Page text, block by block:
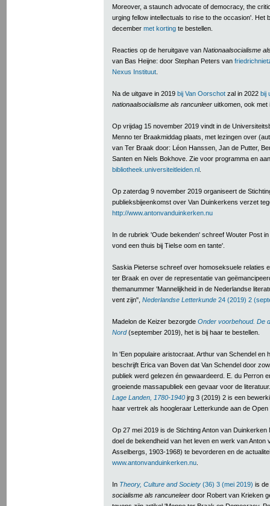
Moreover, a staunch advocate of democracy, the
urging fellow intellectuals to rise to the occasion'. Het
december met korting te bestellen.
Reacties op de heruitgave van Nationaalsocialisme
van Bas Heijne: door Stephan Peters van
Nexus Instituut
Na de uitgave in 2019 bij Van Oorschot zal in 2022 bij
nationaalsocialisme als rancunleer uitkomen, ook met
Op vrijdag 15 november 2019 vindt in de
Menno ter Braakmiddag plaats, met lezingen over
van Ter Braak door: Léon Hanssen, Jan de Putter,
Santen en Niels Bokhove. Zie voor programma en
bibliotheek.universiteitleiden.nl
Op zaterdag 9 november 2019 organiseert de
publieksbijeenkomst over Van Duinkerkens verzet
http://www.antonvanduinkerken.nu
In de rubriek 'Oude bekenden' schreef Wouter Post in
vond een thuis bij Tielse oom en tante'.
Saskia Pieterse schreef over homoseksuele relaties
ter Braak en over de representatie van
themanummer 'Mannelijkheid in de Nederlandse
vent zijn", Nederlandse Letterkunde 24 (2019) 2
Madelon de Keizer bezorgde Onder voorbehoud. De
Nord(september 2019), het is bij haar te bestellen.
In 'Een populaire aristocraat. Arthur van Schendel en
beschrijft Erica van Boven dat Van Schendel door
publiek werd gelezen én gewaardeerd. E. du Perron
groeiende massapubliek een gevaar voor de
Lage Landen, 1780-1940 jrg 3 (2019) 2 is een
haar vertrek als hoogleraar Letterkunde aan de Open
Op 27 mei 2019 is de Stichting Anton van
doel de bekendheid van het leven en werk van Anton
Asselbergs, 1903-1968) te bevorderen en de
www.antonvanduinkerken.nu
In Theory, Culture and Society (36) 3 (mei 2019) is
socialisme als rancuneleer door Robert van Krieken